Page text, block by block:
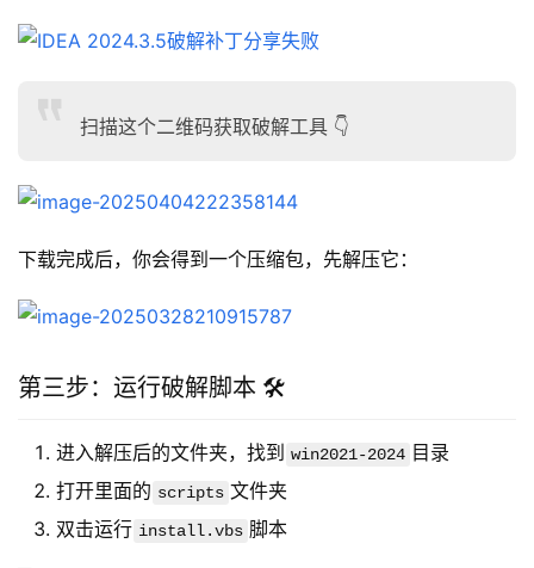
扫描这个二维码获取破解工具 👇
下载完成后，你会得到一个压缩包，先解压它：
第三步：运行破解脚本 🛠️
进入解压后的文件夹，找到 win2021-2024 目录
打开里面的 scripts 文件夹
双击运行 install.vbs 脚本